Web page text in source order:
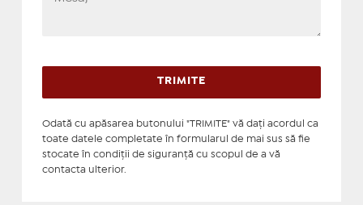
Odată cu apăsarea butonului "TRIMITE" vă daţi acordul ca
toate datele completate în formularul de mai sus să fie
stocate în condiţii de siguranţă cu scopul de a vă
contacta ulterior.